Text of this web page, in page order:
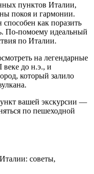
пунктов Италии,
покоя и гармонии.
как поразить
По-помоему идеальный
по Италии.
на легендарные
до н.э., и
который залило
вашей экскурсии —
по пешеходной